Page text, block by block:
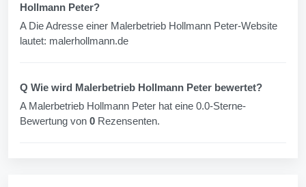
Hollmann Peter?
A Die Adresse einer Malerbetrieb Hollmann Peter-Website
lautet: malerhollmann.de
Q Wie wird Malerbetrieb Hollmann Peter bewertet?
A Malerbetrieb Hollmann Peter hat eine 0.0-Sterne-
Bewertung von 0 Rezensenten.